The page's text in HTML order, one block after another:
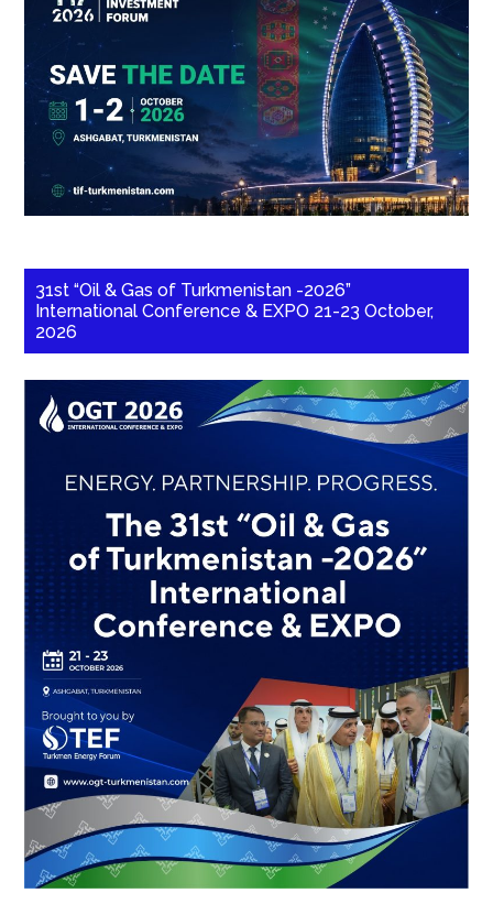
31st “Oil & Gas of Turkmenistan -2026”
International Conference & EXPO 21-23 October,
2026